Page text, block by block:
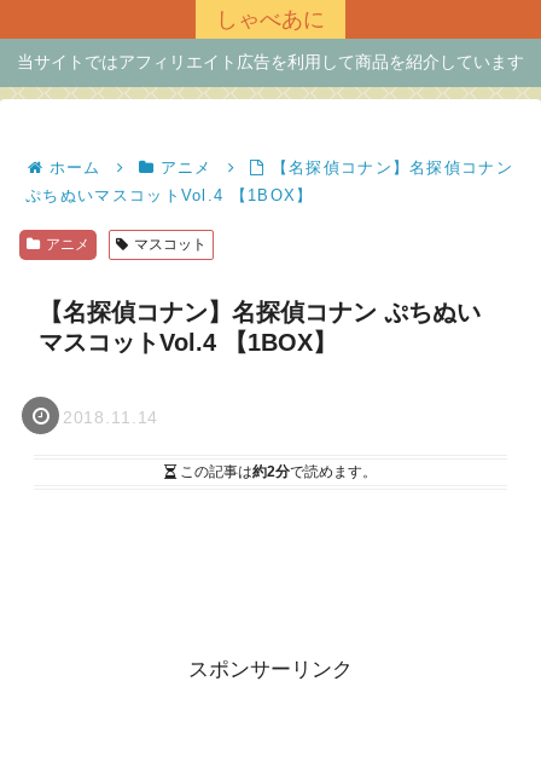
しゃべあに
当サイトではアフィリエイト広告を利用して商品を紹介しています
ホーム アニメ
【名探偵コナン】名探偵コナン
ぷちぬいマスコットVol.4 【1BOX】
アニメ マスコット
【名探偵コナン】名探偵コナン ぷちぬい
マスコットVol.4 【1BOX】
2018.11.14
この記事は約2分で読めます。
スポンサーリンク